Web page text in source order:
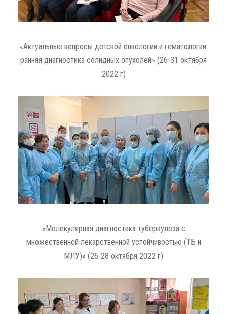
«Актуальные вопросы детской онкологии и гематологии:
ранняя диагностика солидных опухолей» (26-31 октября
2022 г)
«Молекулярная диагностика туберкулеза с
множественной лекарственной устойчивостью (ТБ и
МЛУ)» (26-28 октября 2022 г)